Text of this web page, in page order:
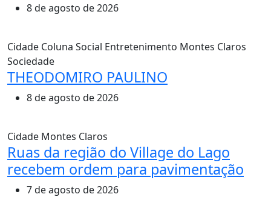
8 de agosto de 2026
Cidade Coluna Social Entretenimento Montes Claros
Sociedade
THEODOMIRO PAULINO
8 de agosto de 2026
Cidade Montes Claros
Ruas da região do Village do Lago
recebem ordem para pavimentação
7 de agosto de 2026